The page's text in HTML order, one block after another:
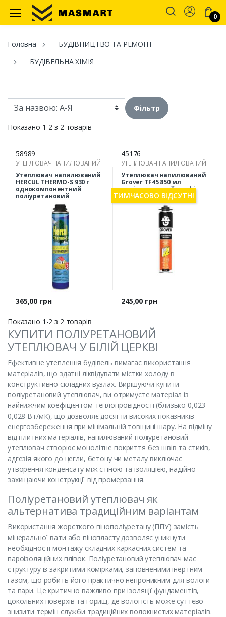
Masmart
Account
0
Головна
БУДІВНИЦТВО ТА РЕМОНТ
БУДІВЕЛЬНА ХІМІЯ
Фільтр
Показано 1-2 з 2 товарів
58989
УТЕПЛЮВАЧ НАПИЛЮВАНИЙ
Утеплювач напилюваний
HERCUL THERMO-S 930 г
однокомпонентний
поліуретановий
Ціна
365,00 грн
45176
УТЕПЛЮВАЧ НАПИЛЮВАНИЙ
Утеплювач напилюваний
Grover ТF45 850 мл
поліуретановий профі
Ціна
245,00 грн
ТИМЧАСОВО ВІДСУТНІ
Показано 1-2 з 2 товарів
КУПИТИ ПОЛІУРЕТАНОВИЙ
УТЕПЛЮВАЧ У БІЛІЙ ЦЕРКВІ
Ефективне утеплення будівель вимагає використання
матеріалів, що здатні ліквідувати містки холоду в
конструктивно складних вузлах. Вирішуючи купити
поліуретановий утеплювач, ви отримуєте матеріал із
найнижчим коефіцієнтом теплопровідності (близько 0,023–
0,028 Вт/мК), що дозволяє досягти високих показників
енергозбереження при мінімальній товщині шару. На відміну
від плитних матеріалів, напилюваний поліуретановий
утеплювач створює монолітне покриття без швів та стиків,
адгезія якого до цегли, бетону чи металу виключає
утворення конденсату між стіною та ізоляцією, надійно
захищаючи конструкції від промерзання.
Поліуретановий утеплювач як
альтернатива традиційним варіантам
Використання жорсткого пінополіуретану (ППУ) замість
мінеральної вати або пінопласту дозволяє уникнути
необхідності монтажу складних каркасних систем та
пароізоляційних плівок. Поліуретановий утеплювач має
структуру із закритими комірками, заповненими інертним
газом, що робить його практично непроникним для вологи
та пари. Це критично важливо при ізоляції фундаментів,
цокольних поверхів та горищ, де вологість може суттєво
знизити термін служби традиційних волокнистих матеріалів.